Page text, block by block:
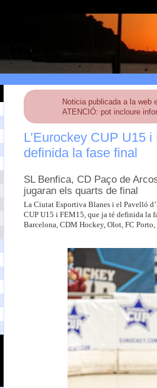
Noticia publicada a la web
ATENCIÓ: pot incloure
L’Eurockey CUP U15
definida la fase final
SL Benfica, CD Paço de
jugaran els quarts de final
La Ciutat Esportiva Blanes i el Pavelló
CUP U15 i FEM15, que ja té definida la
Barcelona, CDM Hockey, Olot, FC